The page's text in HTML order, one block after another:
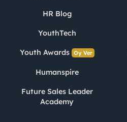
HR Blog
YouthTech
Youth Awards Oy Ver
Humanspire
Future Sales Leader
Academy